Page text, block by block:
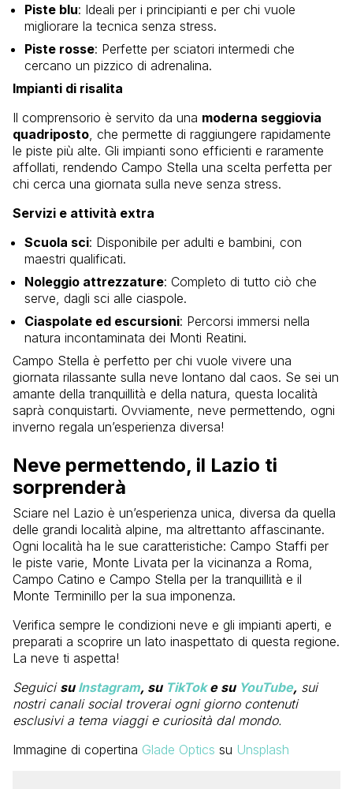
Piste blu: Ideali per i principianti e per chi vuole
migliorare la tecnica senza stress.
Piste rosse: Perfette per sciatori intermedi che
cercano un pizzico di adrenalina.
Impianti di risalita
Il comprensorio è servito da una moderna seggiovia
quadriposto , che permette di raggiungere rapidamente
le piste più alte. Gli impianti sono efficienti e raramente
affollati, rendendo Campo Stella una scelta perfetta per
chi cerca una giornata sulla neve senza stress.
Servizi e attività extra
Scuola sci: Disponibile per adulti e bambini, con
maestri qualificati.
Noleggio attrezzature: Completo di tutto ciò che
serve, dagli sci alle ciaspole.
Ciaspolate ed escursioni: Percorsi immersi nella
natura incontaminata dei Monti Reatini.
Campo Stella è perfetto per chi vuole vivere una
giornata rilassante sulla neve lontano dal caos. Se sei un
amante della tranquillità e della natura, questa località
saprà conquistarti. Ovviamente, neve permettendo, ogni
inverno regala un’esperienza diversa!
Neve permettendo, il Lazio ti
sorprenderà
Sciare nel Lazio è un’esperienza unica, diversa da quella
delle grandi località alpine, ma altrettanto affascinante.
Ogni località ha le sue caratteristiche: Campo Staffi per
le piste varie, Monte Livata per la vicinanza a Roma,
Campo Catino e Campo Stella per la tranquillità e il
Monte Terminillo per la sua imponenza.
Verifica sempre le condizioni neve e gli impianti aperti, e
preparati a scoprire un lato inaspettato di questa regione.
La neve ti aspetta!
Seguici su Instagram, su TikToke su YouTube, sui
nostri canali social troverai ogni giorno contenuti
esclusivi a tema viaggi e curiosità dal mondo.
Immagine di copertina Glade Optics su Unsplash